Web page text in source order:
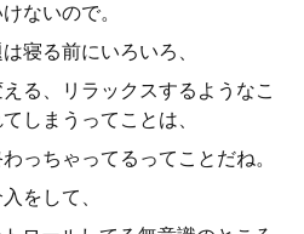
ないので。
寝る前にいろいろ、
る、リラックスするようなこ
しまうってことは、
っちゃってるってことだね。
をして、